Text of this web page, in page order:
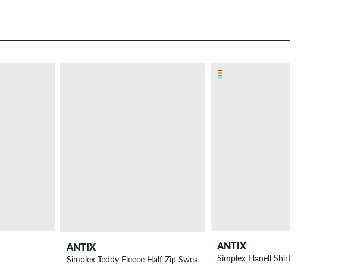
ANTIX
Simplex Teddy Fleece Half Zip Sweater
ANTIX
Simplex Flanell Shirt